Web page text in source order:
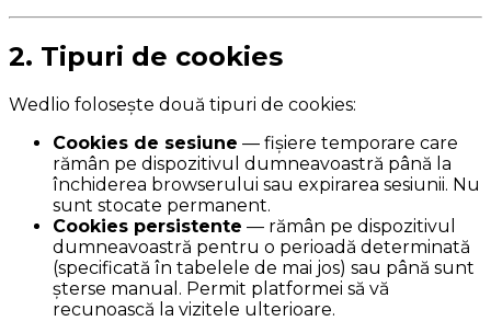
2. Tipuri de cookies
Wedlio folosește două tipuri de cookies:
Cookies de sesiune — fișiere temporare care
rămân pe dispozitivul dumneavoastră până la
închiderea browserului sau expirarea sesiunii. Nu
sunt stocate permanent.
Cookies persistente — rămân pe dispozitivul
dumneavoastră pentru o perioadă determinată
(specificată în tabelele de mai jos) sau până sunt
șterse manual. Permit platformei să vă
recunoască la vizitele ulterioare.